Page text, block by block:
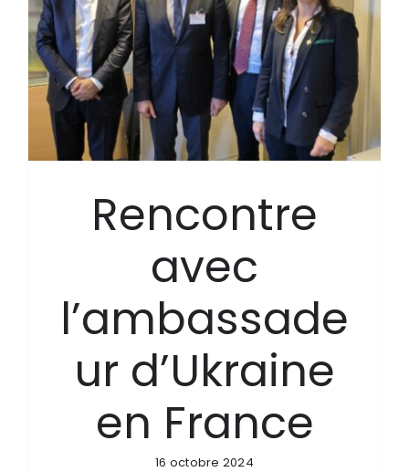
Rencontre
avec
l’ambassade
ur d’Ukraine
en France
16 octobre 2024